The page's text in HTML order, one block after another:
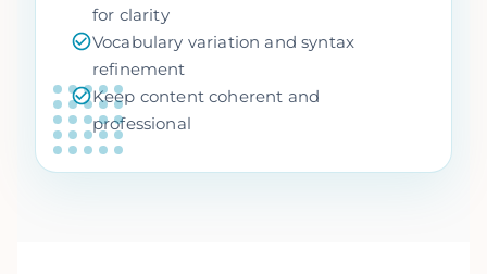
for clarity
Vocabulary variation and syntax
refinement
Keep content coherent and
professional